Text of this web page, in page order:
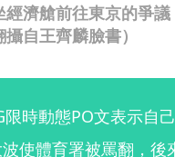
濟艙前往東京的爭
自王齊麟臉書）
時動態PO文表示自
使體育署被罵翻，